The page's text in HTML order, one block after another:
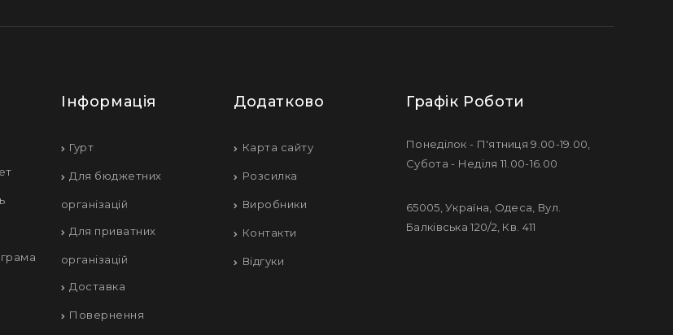
Інформація
Гурт
Для бюджетних
організацій
Для приватних
організацій
Доставка
Повернення
Додатково
Карта сайту
Розсилка
Виробники
Контакти
Відгуки
Графік Роботи
Понеділок - П'ятниця 9.00-19.00,
Субота - Неділя 11.00-16.00
65005, Україна, Одеса, Вул.
Балківська 120/2, Кв. 411